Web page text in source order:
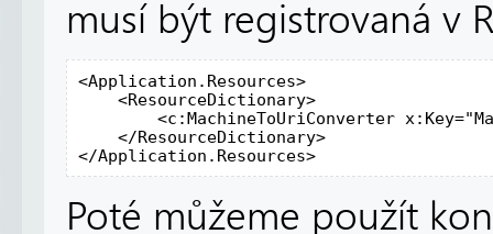
musí být registrovaná v
<Application.Resources>
    <ResourceDictionary>
<c:MachineToUriConverter
    </ResourceDictionary>
</Application.Resources>
Poté můžeme použít